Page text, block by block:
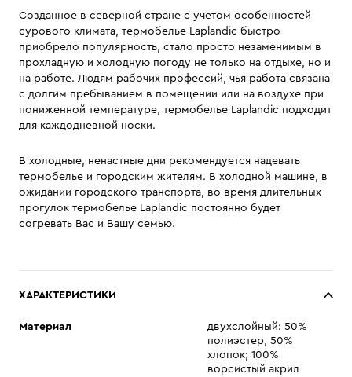
Созданное в северной стране с учетом особенностей
сурового климата, термобелье Laplandic быстро
приобрело популярность, стало просто незаменимым в
прохладную и холодную погоду не только на отдыхе, но и
на работе. Людям рабочих профессий, чья работа связана
с долгим пребыванием в помещении или на воздухе при
пониженной температуре, термобелье Laplandic подходит
для каждодневной носки.
В холодные, ненастные дни рекомендуется надевать
термобелье и городским жителям. В холодной машине, в
ожидании городского транспорта, во время длительных
прогулок термобелье Laplandic постоянно будет
согревать Вас и Вашу семью.
ХАРАКТЕРИСТИКИ
Материал
двухслойный: 50%
полиэстер, 50%
хлопок; 100%
ворсистый акрил